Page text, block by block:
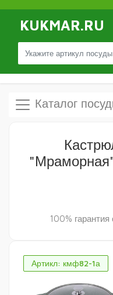
KUKMAR.RU
Каталог
Артикл: кмф82-1а
100%